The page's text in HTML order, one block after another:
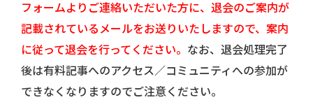
フォームよりご連絡いただいた方に、退会のご案内が
記載されているメールをお送りいたしますので、案内
に従って退会を行ってください。 なお、退会処理完了
後は有料記事へのアクセス／コミュニティへの参加が
できなくなりますのでご注意ください。